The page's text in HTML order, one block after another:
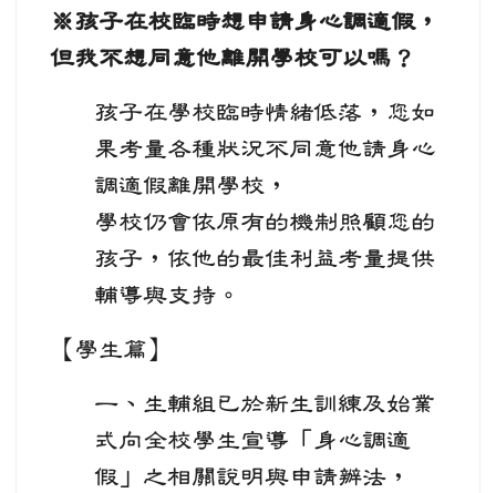
※孩子在校臨時想申請身心調適假，
但我不想同意他離開學校可以嗎？
孩子在學校臨時情緒低落，您如
果考量各種狀況不同意他請身心
調適假離開學校，
學校仍會依原有的機制照顧您的
孩子，依他的最佳利益考量提供
輔導與支持。
【學生篇】
一、生輔組已於新生訓練及始業
式向全校學生宣導「身心調適
假」之相關說明與申請辦法，